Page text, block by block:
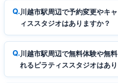
川越市駅周辺で予約変更やキ
ィススタジオはありますか？
川越市駅周辺で無料体験や無
れるピラティススタジオはあ